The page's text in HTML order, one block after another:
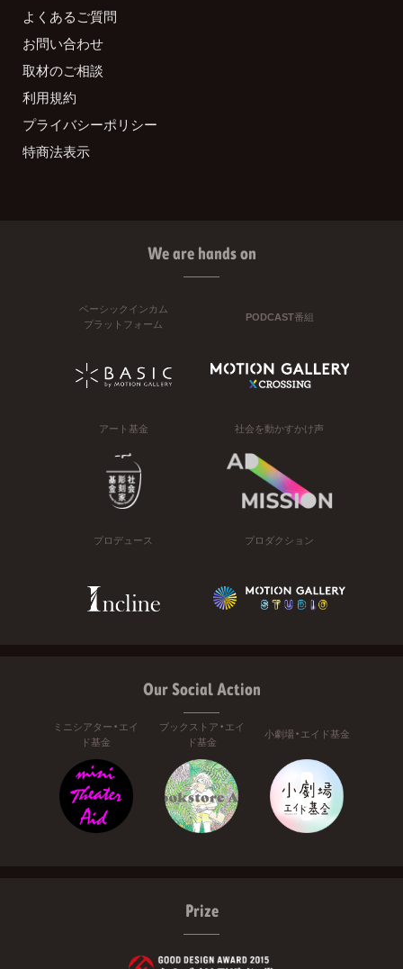
よくあるご質問
お問い合わせ
取材のご相談
利用規約
プライバシーポリシー
特商法表示
We are hands on
ベーシックインカム
プラットフォーム
PODCAST番組
アート基金 社会を動かすかけ声
プロデュース プロダクション
Our Social Action
ミニシアター・エイ
ド基金
ブックストア・エイ
ド基金
小劇場・エイド基金
Prize